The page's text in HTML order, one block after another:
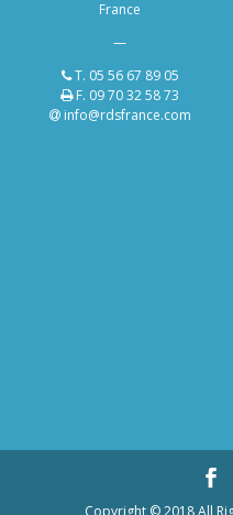
France
—
T. 05 56 67 89 05
F. 09 70 32 58 73
info@rdsfrance.com
Copyright © 2018 All